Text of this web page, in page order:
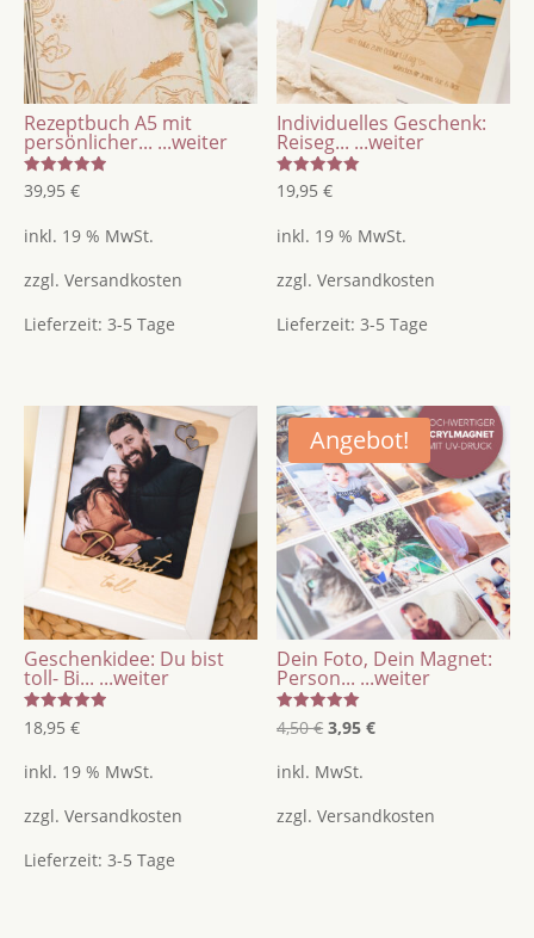
Weihnachten
/
Persönliches
Geschenk
Menge
Rezeptbuch A5 mit
persönlicher... ...weiter
Bewertet
mit
von 5
39,95 €
inkl. 19 % MwSt.
zzgl. Versandkosten
Lieferzeit: 3-5 Tage
Individuelles Geschenk:
Reiseg... ...weiter
Bewertet
mit
von 5
19,95€
inkl. 19 % MwSt.
zzgl.Versandkosten
Lieferzeit:3-5 Tage
Geschenkidee: Du bist
toll- Bi... ...weiter
Bewertet
mit
von 5
18,95 €
inkl. 19 % MwSt.
zzgl. Versandkosten
Lieferzeit: 3-5 Tage
Angebot!
Dein Foto, Dein Magnet:
Person... ...weiter
Bewertet
mit
von 5
4,50€ Ursprünglicher
4,50 €
3,95€Aktueller
3,95 €.
inkl. MwSt.
zzgl.Versandkosten